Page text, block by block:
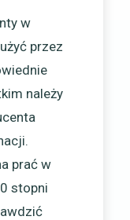
w
przez
należy
prać w
stopni